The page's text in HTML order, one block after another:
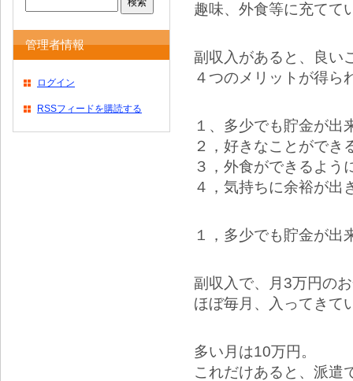
趣味、外食等に充てて
副収入があると、良い
４つのメリットが得ら
１、多少でも貯金が出
２，好きなことができ
３，外食ができるよう
４，気持ちに余裕が出
１，多少でも貯金が出
副収入で、月3万円の
ほぼ毎月、入ってきて
多い月は10万円。
これだけあると、派遣
管理者情報
ログイン
RSSフィードを購読する